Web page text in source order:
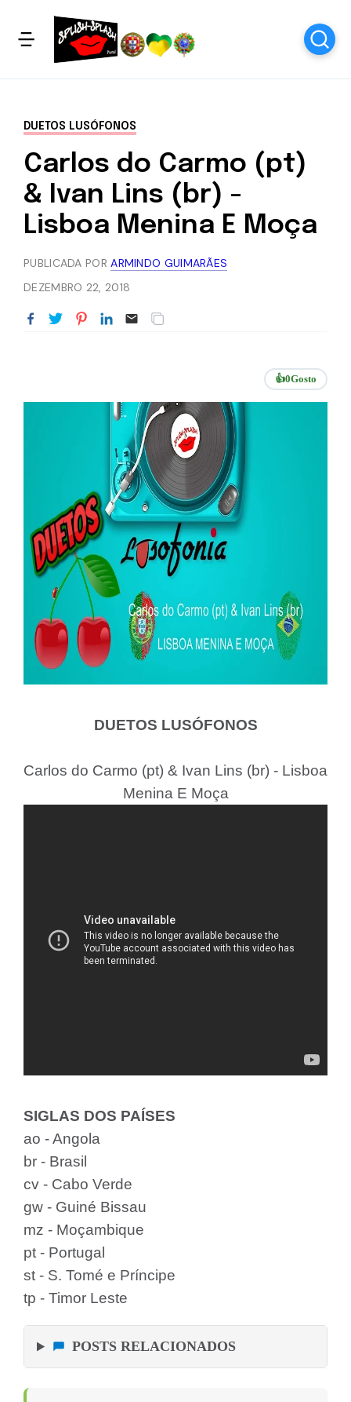
DUETOS LUSÓFONOS
Carlos do Carmo (pt)
& Ivan Lins (br) -
Lisboa Menina E Moça
PUBLICADA PORARMINDO GUIMARÃES
DEZEMBRO 22, 2018
👍0Gosto
DUETOS LUSÓFONOS
Carlos do Carmo (pt) & Ivan Lins (br) - Lisboa
Menina E Moça
SIGLAS DOS PAÍSES
ao - Angola
br - Brasil
cv - Cabo Verde
gw - Guiné Bissau
mz - Moçambique
pt - Portugal
st - S. Tomé e Príncipe
tp - Timor Leste
POSTS RELACIONADOS